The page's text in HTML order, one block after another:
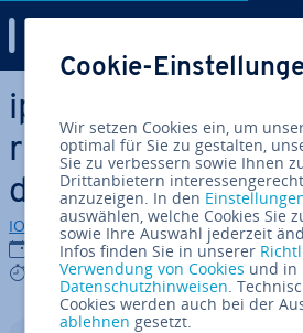
Zum Haupt­in­halt springen
iptables-Tutorial:
rie­ren Sie die
des Linux-Kernels
IONOS Redaktion
01.03.2023
6 mins
Auf Auf
Cookie-
Wir setzen Cookies ein, um
optimal für Sie zu gestalten,
Sie zu verbessern sowie Ihnen
Drittanbietern
anzuzeigen. In den
auswählen, welche Cookies Sie
sowie Ihre Auswahl jederzeit
Infos finden Sie in unserer
Verwendung von Cookies und in
Datenschutzhinweisen.
Cookies werden auch bei der
ablehnen gesetzt.